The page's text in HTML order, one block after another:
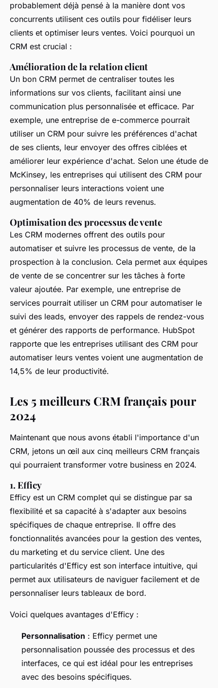
probablement déjà pensé à la manière dont vos
concurrents utilisent ces outils pour fidéliser leurs
clients et optimiser leurs ventes. Voici pourquoi un
CRM est crucial :
Amélioration de la relation client
Un bon CRM permet de centraliser toutes les
informations sur vos clients, facilitant ainsi une
communication plus personnalisée et efficace. Par
exemple, une entreprise de e-commerce pourrait
utiliser un CRM pour suivre les préférences d'achat
de ses clients, leur envoyer des offres ciblées et
améliorer leur expérience d'achat. Selon une étude de
McKinsey, les entreprises qui utilisent des CRM pour
personnaliser leurs interactions voient une
augmentation de 40% de leurs revenus.
Optimisation des processus de vente
Les CRM modernes offrent des outils pour
automatiser et suivre les processus de vente, de la
prospection à la conclusion. Cela permet aux équipes
de vente de se concentrer sur les tâches à forte
valeur ajoutée. Par exemple, une entreprise de
services pourrait utiliser un CRM pour automatiser le
suivi des leads, envoyer des rappels de rendez-vous
et générer des rapports de performance. HubSpot
rapporte que les entreprises utilisant des CRM pour
automatiser leurs ventes voient une augmentation de
14,5% de leur productivité.
Les 5 meilleurs CRM français pour
2024
Maintenant que nous avons établi l'importance d'un
CRM, jetons un œil aux cinq meilleurs CRM français
qui pourraient transformer votre business en 2024.
1. Efficy
Efficy est un CRM complet qui se distingue par sa
flexibilité et sa capacité à s'adapter aux besoins
spécifiques de chaque entreprise. Il offre des
fonctionnalités avancées pour la gestion des ventes,
du marketing et du service client. Une des
particularités d'Efficy est son interface intuitive, qui
permet aux utilisateurs de naviguer facilement et de
personnaliser leurs tableaux de bord.
Voici quelques avantages d'Efficy :
Personnalisation : Efficy permet une
personnalisation poussée des processus et des
interfaces, ce qui est idéal pour les entreprises
avec des besoins spécifiques.